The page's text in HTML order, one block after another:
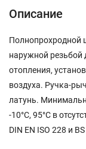
Описание
Полнопрохродной
наружной резьбой
отопления,
воздуха. Ручка-
латунь.
-10°C, 95°C в
DIN EN ISO 228 и